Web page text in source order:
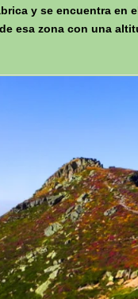
y se encuentra en
esa zona con una